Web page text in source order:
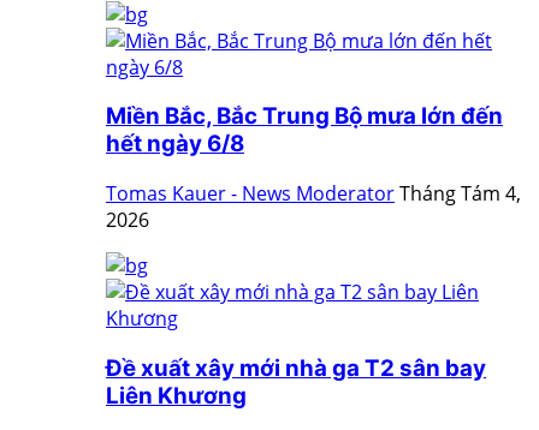
Miền Bắc, Bắc Trung Bộ mưa lớn đến
hết ngày 6/8
Tomas Kauer - News ModeratorTháng Tám 4,
2026
Đề xuất xây mới nhà ga T2 sân bay
Liên Khương